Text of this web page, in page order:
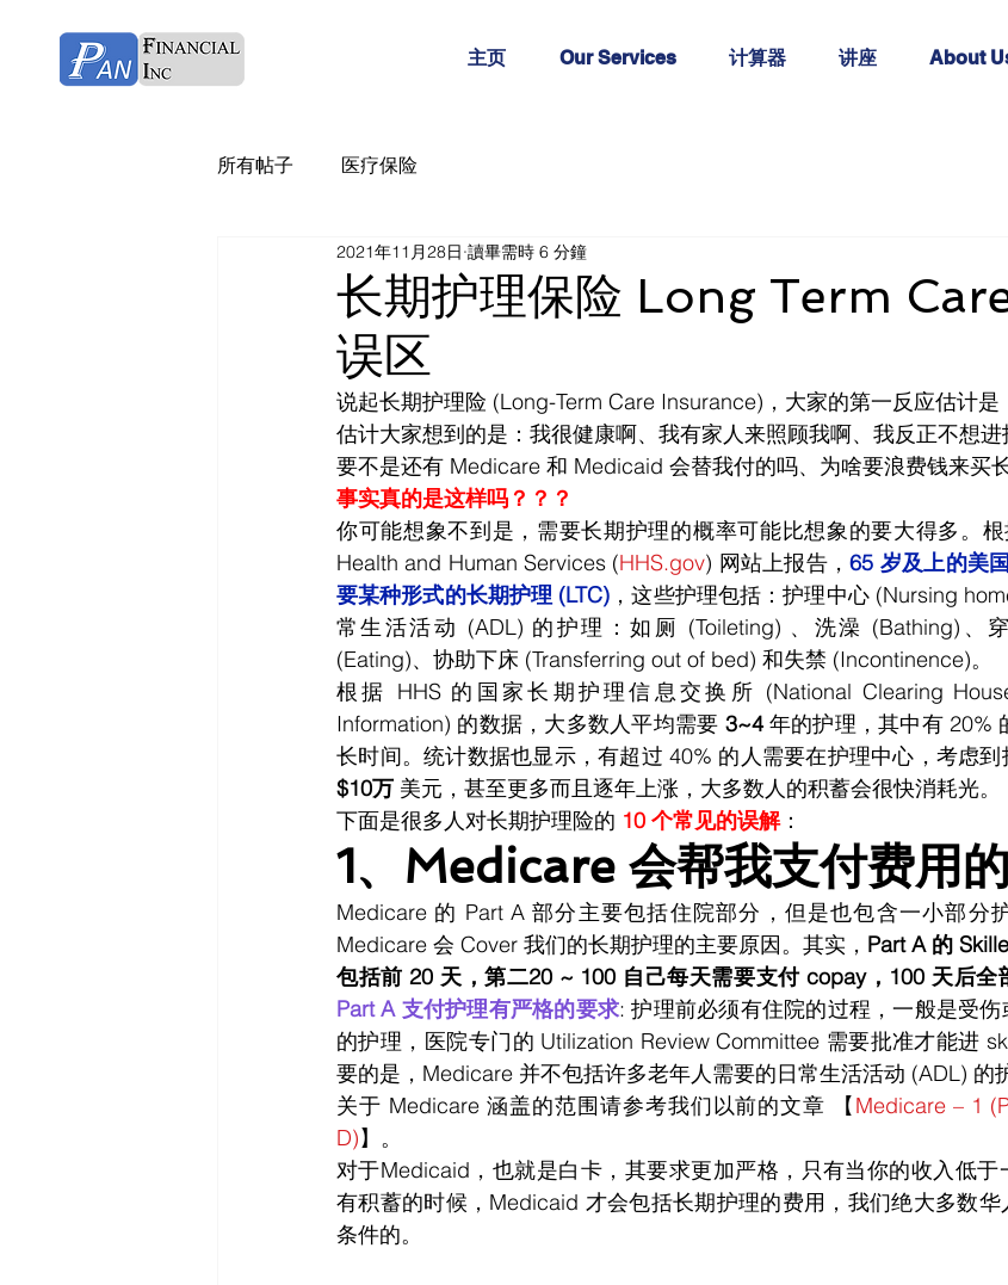
主页 Our Services 计算器 讲座 About
所有帖子 医疗保险
长期护理保险 Long Term
误区
2021年11月28日 讀畢需時 6 分鐘
说起长期护理险 (Long-Term Care Insurance)，大家的第一反应估计是
估计大家想到的是：我很健康啊、我有家人来照顾我啊、我反正不想
要不是还有 Medicare 和 Medicaid 会替我付的吗、为啥要浪费钱来买
事实真的是这样吗？？？
你可能想象不到是，需要长期护理的概率可能比想象的要大得多。
Health and Human Services (HHS.gov) 网站上报告，65 岁及上的美
要某种形式的长期护理 (LTC) ，这些护理包括：护理中心 (Nursing
常生活活动 (ADL) 的护理：如厕 (Toileting) 、洗澡 (Bathing)、
(Eating)、协助下床 (Transferring out of bed) 和失禁 (Incontinence)。
根据 HHS 的国家长期护理信息交换所 (National Clearing
Information) 的数据，大多数人平均需要 3~4 年的护理，其中有 20%
$10万 美元，甚至更多而且逐年上涨，大多数人的积蓄会很快消耗光。
下面是很多人对长期护理险的 10 个常见的误解：
1、Medicare 会帮我支付费用的
Medicare 的 Part A 部分主要包括住院部分，但是也包含一小部分
Medicare 会 Cover 我们的长期护理的主要原因。其实， Part A 的
包括前 20 天，第二20 ~ 100 自己每天需要支付 copay，100 天后全
Part A 支付护理有严格的要求: 护理前必须有住院的过程，一般是受
的护理，医院专门的 Utilization Review Committee 需要批准才能进
要的是，Medicare 并不包括许多老年人需要的日常生活活动 (ADL) 的
关于 Medicare 涵盖的范围请参考我们以前的文章 【Medicare – 1
D)】。
对于Medicaid，也就是白卡，其要求更加严格，只有当你的收入低
有积蓄的时候，Medicaid 才会包括长期护理的费用，我们绝大多数
条件的。